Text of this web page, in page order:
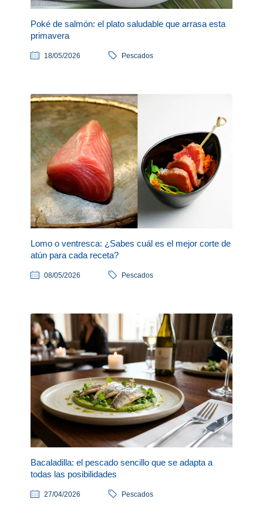
Poké de salmón: el plato saludable que arrasa esta
primavera
18/05/2026 Pescados
Lomo o ventresca: ¿Sabes cuál es el mejor corte de
atún para cada receta?
08/05/2026 Pescados
Bacaladilla: el pescado sencillo que se adapta a
todas las posibilidades
27/04/2026 Pescados